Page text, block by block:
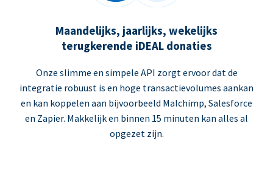
Maandelijks, jaarlijks, wekelijks
terugkerende iDEAL donaties
Onze slimme en simpele API zorgt ervoor dat de
integratie robuust is en hoge transactievolumes aankan
en kan koppelen aan bijvoorbeeld Malchimp, Salesforce
en Zapier. Makkelijk en binnen 15 minuten kan alles al
opgezet zijn.